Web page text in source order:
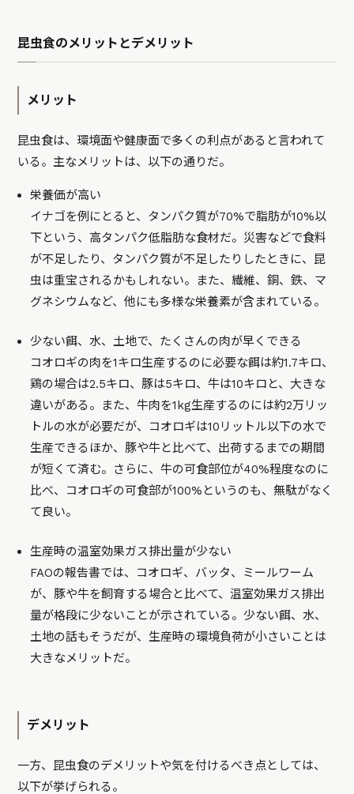
昆虫食のメリットとデメリット
メリット
昆虫食は、環境面や健康面で多くの利点があると言われて
いる。主なメリットは、以下の通りだ。
栄養価が高い
イナゴを例にとると、タンパク質が70%で脂肪が10%以
下という、高タンパク低脂肪な食材だ。災害などで食料
が不足したり、タンパク質が不足したりしたときに、昆
虫は重宝されるかもしれない。また、繊維、銅、鉄、マ
グネシウムなど、他にも多様な栄養素が含まれている。
少ない餌、水、土地で、たくさんの肉が早くできる
コオロギの肉を1キロ生産するのに必要な餌は約1.7キロ、
鶏の場合は2.5キロ、豚は5キロ、牛は10キロと、大きな
違いがある。また、牛肉を1kg生産するのには約2万リッ
トルの水が必要だが、コオロギは10リットル以下の水で
生産できるほか、豚や牛と比べて、出荷するまでの期間
が短くて済む。さらに、牛の可食部位が40%程度なのに
比べ、コオロギの可食部が100%というのも、無駄がなく
て良い。
生産時の温室効果ガス排出量が少ない
FAOの報告書では、コオロギ、バッタ、ミールワーム
が、豚や牛を飼育する場合と比べて、温室効果ガス排出
量が格段に少ないことが示されている。少ない餌、水、
土地の話もそうだが、生産時の環境負荷が小さいことは
大きなメリットだ。
デメリット
一方、昆虫食のデメリットや気を付けるべき点としては、
以下が挙げられる。